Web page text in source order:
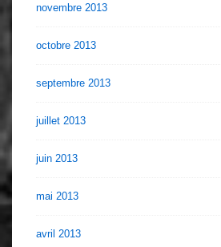
novembre 2013
octobre 2013
septembre 2013
juillet 2013
juin 2013
mai 2013
avril 2013